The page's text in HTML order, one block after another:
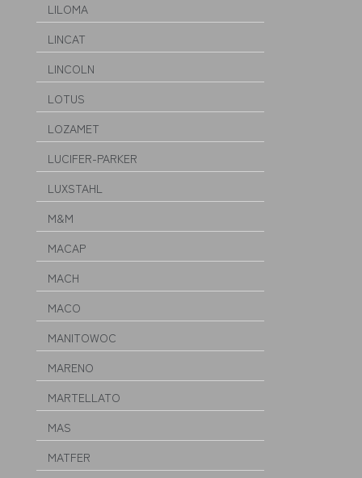
LILOMA
LINCAT
LINCOLN
LOTUS
LOZAMET
LUCIFER-PARKER
LUXSTAHL
M&M
MACAP
MACH
MACO
MANITOWOC
MARENO
MARTELLATO
MAS
MATFER